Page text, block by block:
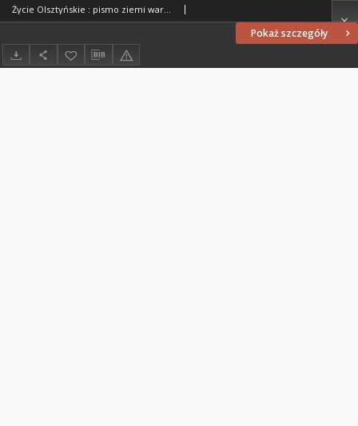
Pokaż szczegóły
Życie Olsztyńskie : pismo ziemi warmińsko-mazurskiej, 1954, nr 8